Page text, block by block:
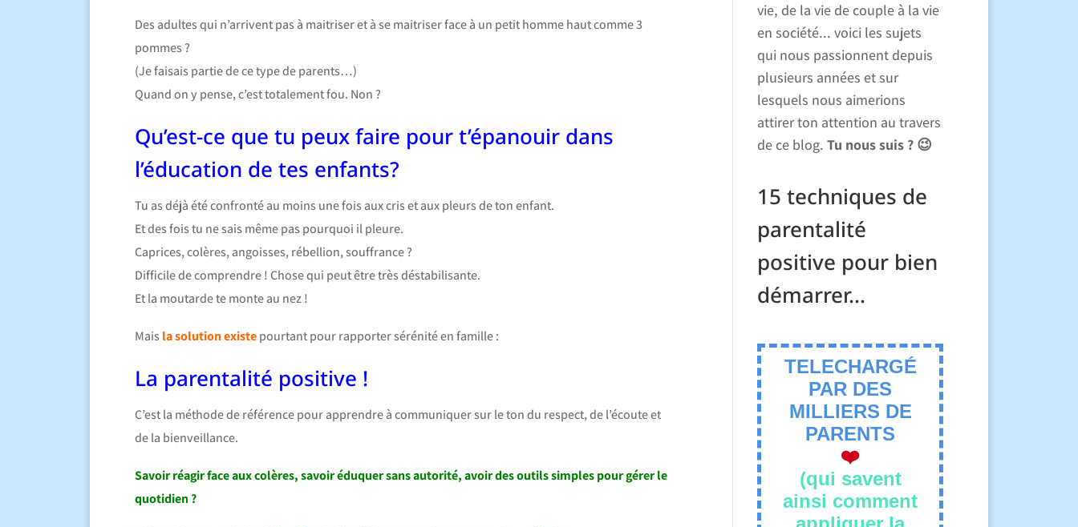
Des adultes qui n’arrivent pas à maitriser et à se maitriser face à un petit homme haut comme 3
pommes ?
(Je faisais partie de ce type de parents…)
Quand on y pense, c’est totalement fou. Non ?
Qu’est-ce que tu peux faire pour t’épanouir dans
l’éducation de tes enfants?
Tu as déjà été confronté au moins une fois aux cris et aux pleurs de ton enfant.
Et des fois tu ne sais même pas pourquoi il pleure.
Caprices, colères, angoisses, rébellion, souffrance ?
Difficile de comprendre ! Chose qui peut être très déstabilisante.
Et la moutarde te monte au nez !
Maisla solution existepourtant pour rapporter sérénité en famille :
La parentalité positive !
C’est la méthode de référence pour apprendre à communiquer sur le ton du respect, de l’écoute et
de la bienveillance.
Savoir réagir face aux colères, savoir éduquer sans autorité, avoir des outils simples pour gérer le
quotidien ?
vie, de la vie de couple à la vie
en société... voici les sujets
qui nous passionnent depuis
plusieurs années et sur
lesquels nous aimerions
attirer ton attention au travers
de ce blog. Tu nous suis ? 😉
15 techniques de
parentalité
positive pour bien
démarrer...